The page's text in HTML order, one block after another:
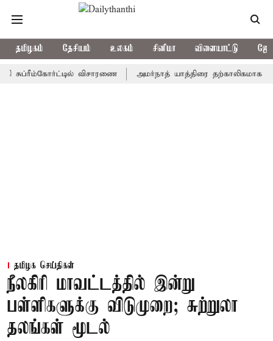
தமிழகம் தேசியம் உலகம் சினிமா விளையாட்டு
விசாரணை அமர்நாத் யாத்திரை தற்காலிகமாக நிறுத்தம்
தமிழக செய்திகள்
நீலகிரி மாவட்டத்தில் இன்று
பள்ளிகளுக்கு விடுமுறை; சுற்றுலா
தலங்கள் மூடல்